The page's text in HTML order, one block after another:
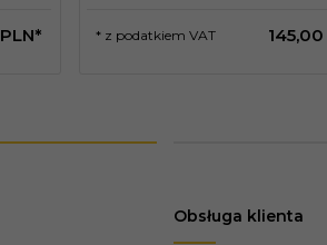
PLN* 145,00
* z podatkiem VAT
Obsługa klienta